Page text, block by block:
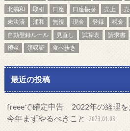
北浦和
取引 口座 口座振替 売上
未決済
浦和 無視 現金 登録 税金
自動登録ルール
見直し 試算表 請求書
預金
領収証 食べ歩き
最近の投稿
freeeで確定申告 2022年の経理を
今年まずやるべきこと
2023.01.03